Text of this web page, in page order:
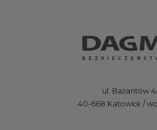
ul. Bażantów
40-668 Katowice /